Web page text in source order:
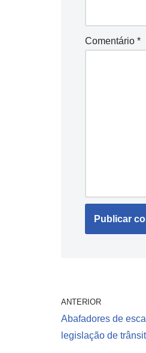
Comentário *
ANTERIOR
Abafadores de
legislação de